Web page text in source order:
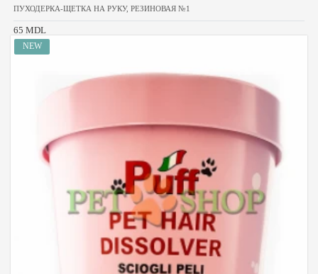
ПУХОДЕРКА-ЩЕТКА НА РУКУ, РЕЗИНОВАЯ №1
65 MDL